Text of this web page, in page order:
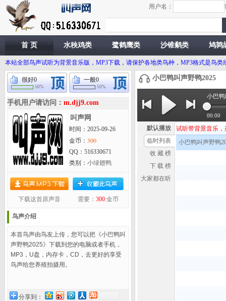
用户名：
首 页 水秧鸡类 鹭鹤鹰类 沙锥鹬类 鸠鹑
本站全部鸟声试听为背景音乐版，MP3下载，请保护各地类鸟种，MP3格式是鸟
很好0
50%
一般0
50%
手机用户请访问： m.djj9.com
叫声网
时间：2025-09-26
金币： 300
QQ：516330671
类别： 小绿翅鸭
下载这首原声音 需要： 300:金币
鸟声介绍
本首鸟声由鸟友上传，您可以把《小巴鸭叫
声野鸭2025》下载到您的电脑或者手机，
MP3，U盘，内存卡，CD，去更好的享受
鸟声给您养殖拍摄用。
分享到：
小巴鸭叫声野鸭2025
小巴鸭
00:00
默认播放
临时列表
收 藏 榜
下 载 榜
大家都在听
试听带背景音乐，
小巴鸭叫声野鸭